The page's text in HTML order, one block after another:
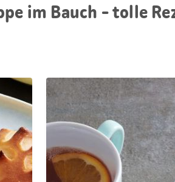
im Bauch - tolle